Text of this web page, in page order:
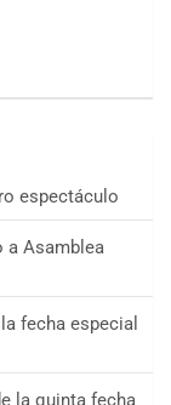
espectáculo
a Asamblea
fecha especial
la quinta fecha